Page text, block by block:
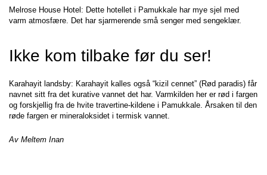
Melrose House Hotel: Dette hotellet i Pamukkale har mye sjel med
varm atmosfære. Det har sjarmerende små senger med sengeklær.
Ikke kom tilbake før du ser!
Karahayit landsby: Karahayit kalles også “kizil cennet” (Rød paradis) får
navnet sitt fra det kurative vannet det har. Varmkilden her er rød i fargen
og forskjellig fra de hvite travertine-kildene i Pamukkale. Årsaken til den
røde fargen er mineraloksidet i termisk vannet.
Av Meltem Inan